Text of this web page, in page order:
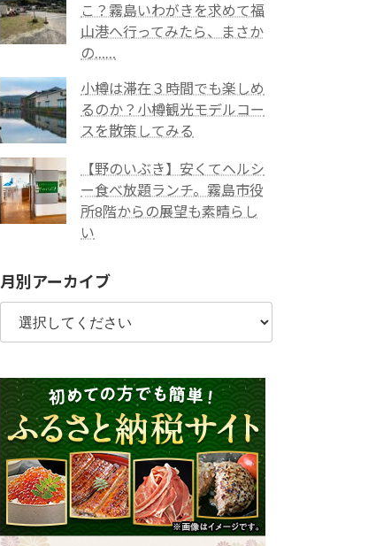
こ？霧島いわがきを求めて福
山港へ行ってみたら、まさか
の……
小樽は滞在３時間でも楽しめ
るのか？小樽観光モデルコー
スを散策してみる
【野のいぶき】安くてヘルシ
ー食べ放題ランチ。霧島市役
所8階からの展望も素晴らし
い
月別アーカイブ